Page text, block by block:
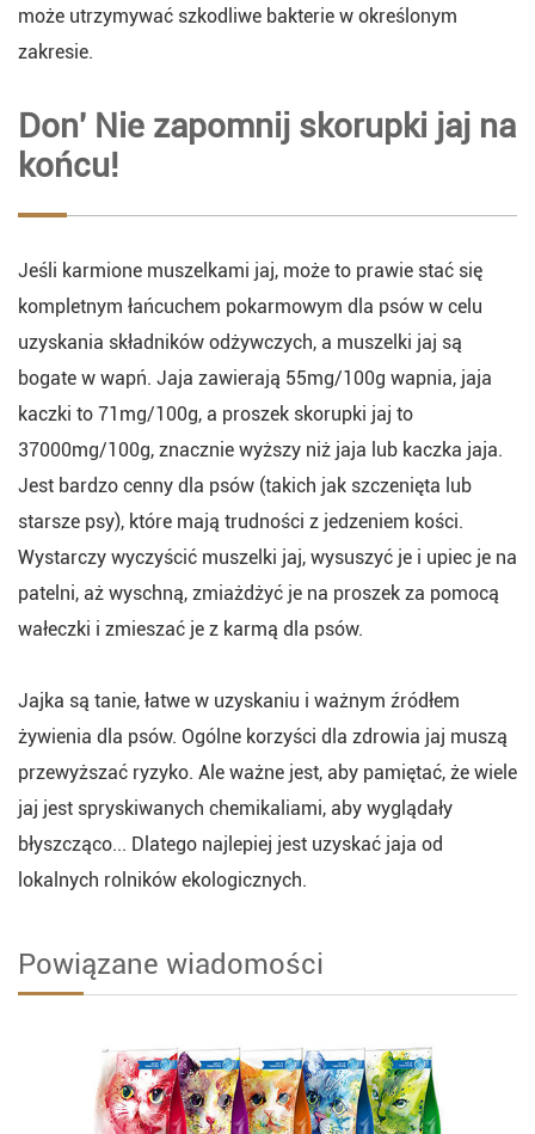
może utrzymywać szkodliwe bakterie w określonym
zakresie.
Don' Nie zapomnij skorupki jaj na
końcu!
Jeśli karmione muszelkami jaj, może to prawie stać się
kompletnym łańcuchem pokarmowym dla psów w celu
uzyskania składników odżywczych, a muszelki jaj są
bogate w wapń. Jaja zawierają 55mg/100g wapnia, jaja
kaczki to 71mg/100g, a proszek skorupki jaj to
37000mg/100g, znacznie wyższy niż jaja lub kaczka jaja.
Jest bardzo cenny dla psów (takich jak szczenięta lub
starsze psy), które mają trudności z jedzeniem kości.
Wystarczy wyczyścić muszelki jaj, wysuszyć je i upiec je na
patelni, aż wyschną, zmiażdżyć je na proszek za pomocą
wałeczki i zmieszać je z karmą dla psów.
Jajka są tanie, łatwe w uzyskaniu i ważnym źródłem
żywienia dla psów. Ogólne korzyści dla zdrowia jaj muszą
przewyższać ryzyko. Ale ważne jest, aby pamiętać, że wiele
jaj jest spryskiwanych chemikaliami, aby wyglądały
błyszcząco... Dlatego najlepiej jest uzyskać jaja od
lokalnych rolników ekologicznych.
Powiązane wiadomości